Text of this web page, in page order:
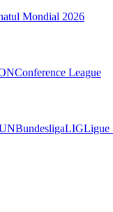
Mondial 2026
Conference League
BundesligaLIGLigue